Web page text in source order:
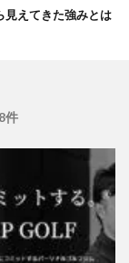
見えてきた強みとは
件